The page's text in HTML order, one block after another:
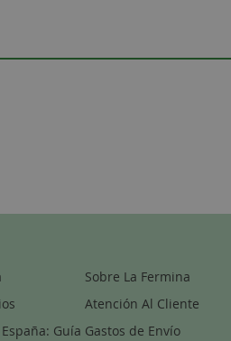
Guía
Sobre La Fermina
Atención Al Cliente
Gastos de Envío